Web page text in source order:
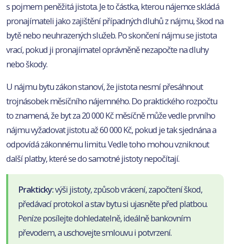
s pojmem peněžitá jistota. Je to částka, kterou nájemce skládá
pronajímateli jako zajištění případných dluhů z nájmu, škod na
bytě nebo neuhrazených služeb. Po skončení nájmu se jistota
vrací, pokud ji pronajímatel oprávněně nezapočte na dluhy
nebo škody.
U nájmu bytu zákon stanoví, že jistota nesmí přesáhnout
trojnásobek měsíčního nájemného. Do praktického rozpočtu
to znamená, že byt za 20 000 Kč měsíčně může vedle prvního
nájmu vyžadovat jistotu až 60 000 Kč, pokud je tak sjednána a
odpovídá zákonnému limitu. Vedle toho mohou vzniknout
další platby, které se do samotné jistoty nepočítají.
Prakticky:výši jistoty, způsob vrácení, započtení škod,
předávací protokol a stav bytu si ujasněte před platbou.
Peníze posílejte dohledatelně, ideálně bankovním
převodem, a uschovejte smlouvu i potvrzení.